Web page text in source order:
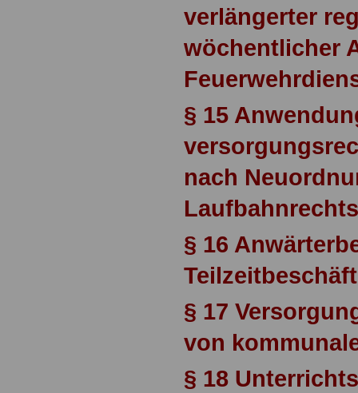
verlängerter
wöchentlicher
§ 15
nach
Laufbahnrechts
§ 16
§ 17
von
§ 18